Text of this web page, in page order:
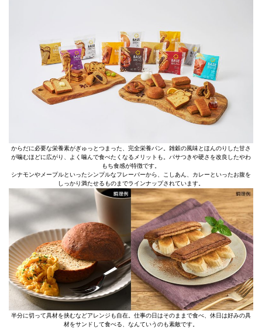
からだに必要な栄養素がぎゅっとつまった、完全栄養パン。雑穀の風味とほんのりした甘さ
が噛むほどに広がり、よく噛んで食べたくなるメリットも。パサつきや硬さを改良したやわ
もち食感が特徴です。
シナモンやメープルといったシンプルなフレーバーから、こしあん、カレーといったお腹を
しっかり満たせるものまでラインナップされています。
半分に切って具材を挟むなどアレンジも自在。仕事の日はそのままで食べ、休日は好みの具
材をサンドして食べる、なんていうのも素敵です。